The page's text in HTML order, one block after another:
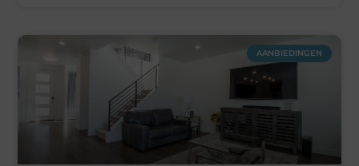
AANBIEDINGEN